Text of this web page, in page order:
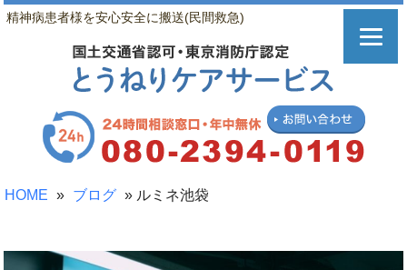
精神病患者様を安心安全に搬送(民間救急)
HOME » ブログ » ルミネ池袋